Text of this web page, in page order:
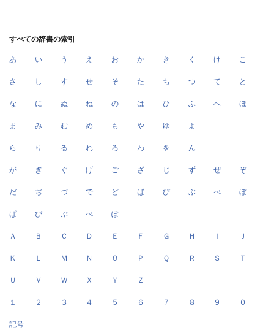
すべての辞書の索引
あ い う え お か き く け こ
さ し す せ そ た ち つ て と
な に ぬ ね の は ひ ふ へ ほ
ま み む め も や ゆ よ
ら り る れ ろ わ を ん
が ぎ ぐ げ ご ざ じ ず ぜ ぞ
だ ぢ づ で ど ば び ぶ べ ぼ
ぱ ぴ ぷ ぺ ぽ
Ａ Ｂ Ｃ Ｄ Ｅ Ｆ Ｇ Ｈ Ｉ Ｊ
Ｋ Ｌ Ｍ Ｎ Ｏ Ｐ Ｑ Ｒ Ｓ Ｔ
Ｕ Ｖ Ｗ Ｘ Ｙ Ｚ
１ ２ ３ ４ ５ ６ ７ ８ ９ ０
記号